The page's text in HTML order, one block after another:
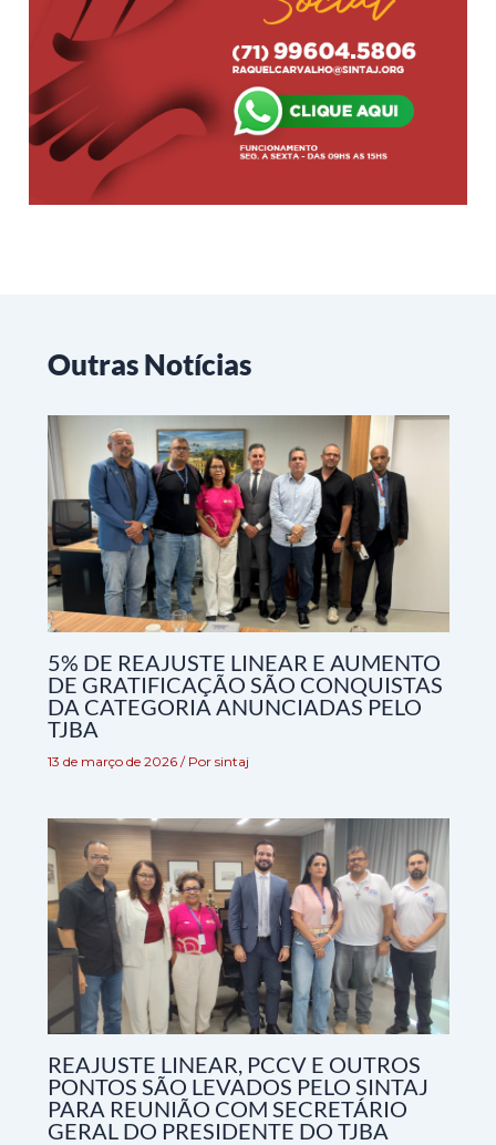
Outras Notícias
5% DE REAJUSTE LINEAR E AUMENTO
DE GRATIFICAÇÃO SÃO CONQUISTAS
DA CATEGORIA ANUNCIADAS PELO
TJBA
13 de março de 2026 / Por sintaj
REAJUSTE LINEAR, PCCV E OUTROS
PONTOS SÃO LEVADOS PELO SINTAJ
PARA REUNIÃO COM SECRETÁRIO
GERAL DO PRESIDENTE DO TJBA